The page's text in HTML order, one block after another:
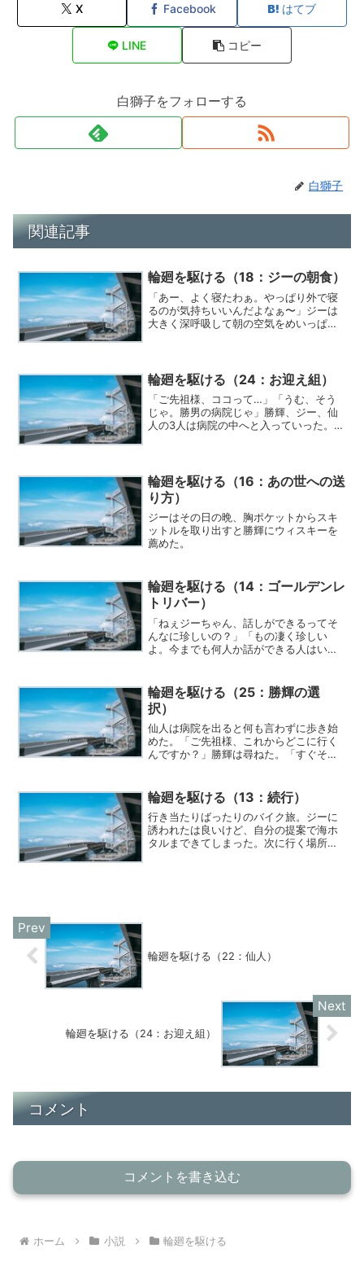
X Facebook はてブ
LINE コピー
白獅子をフォローする
白獅子
関連記事
輪廻を駆ける（18：ジーの朝食）
「あー、よく寝たわぁ。やっぱり外で寝
るのが気持ちいいんだよなぁ〜」ジーは
大きく深呼吸して朝の空気をめいっぱい
輪廻を駆ける（24：お迎え組）
「ご先祖様、ココって…」「うむ、そう
じゃ。勝男の病院じゃ」勝輝、ジー、仙
人の3人は病院の中へと入っていった。勝
輪廻を駆ける（16：あの世への送
り方）
ジーはその日の晩、胸ポケットからスキ
ットルを取り出すと勝輝にウィスキーを
薦めた。
輪廻を駆ける（14：ゴールデンレ
トリバー）
「ねぇジーちゃん、話しができるってそ
んなに珍しいの？」「もの凄く珍しい
よ。今までも何人か話ができる人はいた
輪廻を駆ける（25：勝輝の選
択）
仙人は病院を出ると何も言わずに歩き始
めた。「ご先祖様、これからどこに行く
んですか？」勝輝は尋ねた。「すぐそこ
た。レストランの中は綺麗に飾られてい
て落ち着いた雰囲気だった。
輪廻を駆ける（13：続行）
行き当たりばったりのバイク旅。ジーに
誘われたは良いけど、自分の提案で海ホ
タルまできてしまった。次に行く場所を
輪廻を駆ける（22：仙人）
輪廻を駆ける（24：お迎え組）
コメント
コメントを書き込む
ホーム 小説 輪廻を駆ける